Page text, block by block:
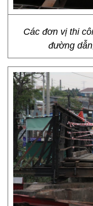
Các đơn vị thi
đường